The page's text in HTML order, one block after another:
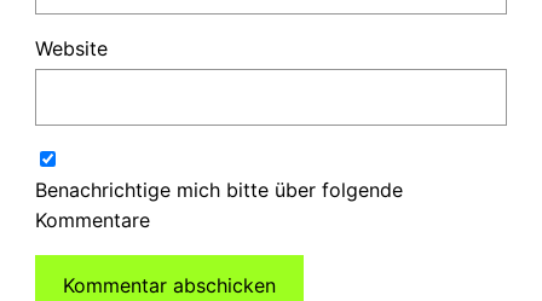
Website
Benachrichtige mich bitte über folgende
Kommentare